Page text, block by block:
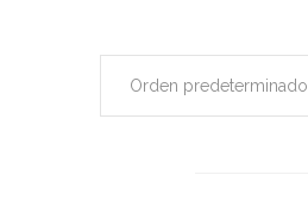
Orden predeterminado